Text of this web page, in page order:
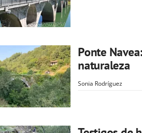
Ponte
naturaleza
Sonia Rodríguez